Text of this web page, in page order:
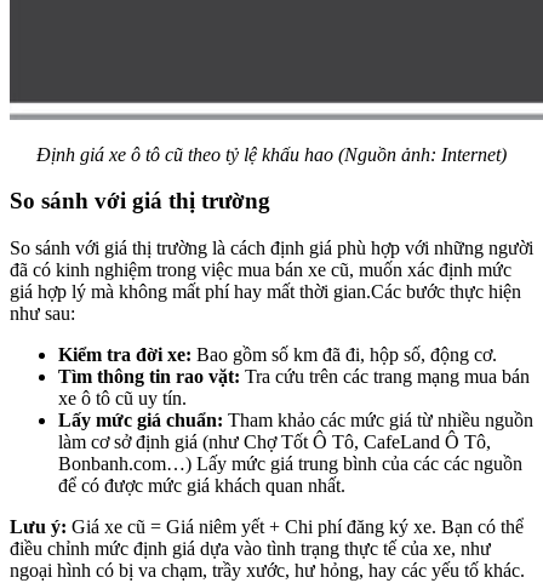
Định giá xe ô tô cũ theo tỷ lệ khấu hao (Nguồn ảnh: Internet)
So sánh với giá thị trường
So sánh với giá thị trường là cách định giá phù hợp với những người
đã có kinh nghiệm trong việc mua bán xe cũ, muốn xác định mức
giá hợp lý mà không mất phí hay mất thời gian.Các bước thực hiện
như sau:
Kiểm tra đời xe: Bao gồm số km đã đi, hộp số, động cơ.
Tìm thông tin rao vặt: Tra cứu trên các trang mạng mua bán
xe ô tô cũ uy tín.
Lấy mức giá chuẩn: Tham khảo các mức giá từ nhiều nguồn
làm cơ sở định giá (như Chợ Tốt Ô Tô, CafeLand Ô Tô,
Bonbanh.com…) Lấy mức giá trung bình của các các nguồn
để có được mức giá khách quan nhất.
Lưu ý: Giá xe cũ = Giá niêm yết + Chi phí đăng ký xe. Bạn có thể
điều chỉnh mức định giá dựa vào tình trạng thực tế của xe, như
ngoại hình có bị va chạm, trầy xước, hư hỏng, hay các yếu tố khác.